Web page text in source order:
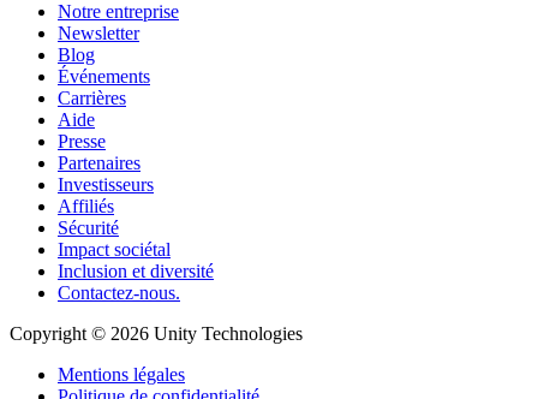
Notre entreprise
Newsletter
Blog
Événements
Carrières
Aide
Presse
Partenaires
Investisseurs
Affiliés
Sécurité
Impact sociétal
Inclusion et diversité
Contactez-nous.
Copyright © 2026 Unity Technologies
Mentions légales